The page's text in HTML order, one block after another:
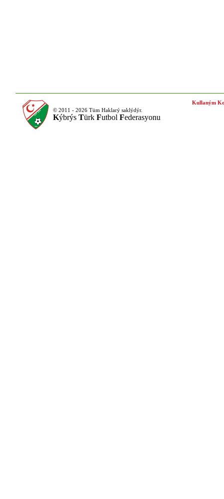
© 2011 - 2026 Tüm Haklarý saklýdýr.
Kýbrýs Türk Futbol Federasyonu
Kullaným